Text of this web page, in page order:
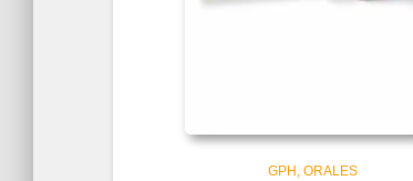
GPH ORALES